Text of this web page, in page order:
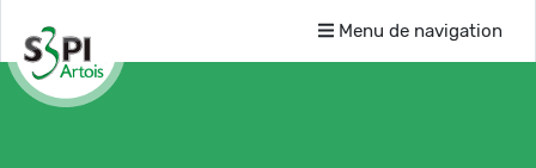
Menu de navigation